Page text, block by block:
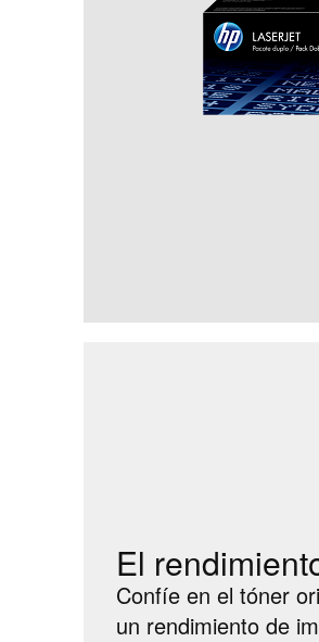
El
Confíe en el tóner
un rendimiento de